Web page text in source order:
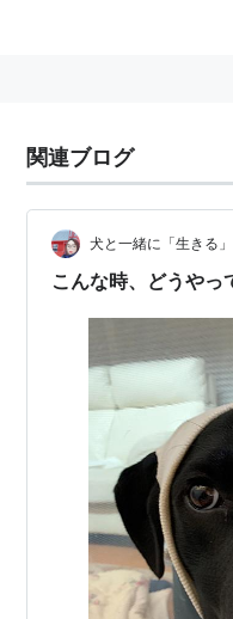
関連ブログ
犬と一緒に「生きる
こんな時、どうやっ